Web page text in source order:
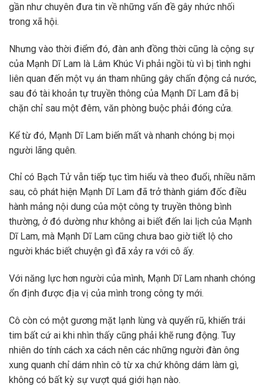
gần như chuyên đưa tin về những vấn đề gây nhức nhối
trong xã hội.
Nhưng vào thời điểm đó, đàn anh đồng thời cũng là cộng sự
của Mạnh Dĩ Lam là Lâm Khúc Vi phải ngồi tù vì bị tình nghi
liên quan đến một vụ án tham nhũng gây chấn động cả nước,
sau đó tài khoản tự truyền thông của Mạnh Dĩ Lam đã bị
chặn chỉ sau một đêm, văn phòng buộc phải đóng cửa.
Kể từ đó, Mạnh Dĩ Lam biến mất và nhanh chóng bị mọi
người lãng quên.
Chỉ có Bạch Tử vẫn tiếp tục tìm hiểu và theo đuổi, nhiều năm
sau, cô phát hiện Mạnh Dĩ Lam đã trở thành giám đốc điều
hành mảng nội dung của một công ty truyền thông bình
thường, ở đó dường như không ai biết đến lai lịch của Mạnh
Dĩ Lam, mà Mạnh Dĩ Lam cũng chưa bao giờ tiết lộ cho
người khác biết chuyện gì đã xảy ra với cô ấy.
Với năng lực hơn người của mình, Mạnh Dĩ Lam nhanh chóng
ổn định được địa vị của mình trong công ty mới.
Cô còn có một gương mặt lạnh lùng và quyến rũ, khiến trái
tim bất cứ ai khi nhìn thấy cũng phải khẽ rung động. Tuy
nhiên do tính cách xa cách nên các những người đàn ông
xung quanh chỉ dám nhìn cô từ xa chứ không dám làm gì,
không có bất kỳ sự vượt quá giới hạn nào.